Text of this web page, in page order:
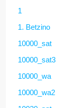
1
1. Betzino
10000_sat
10000_sat3
10000_wa
10000_wa2